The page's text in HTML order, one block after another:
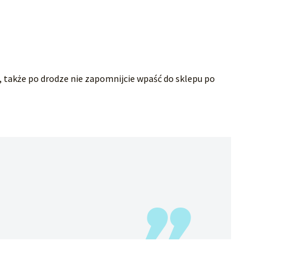
po drodze nie zapomnijcie wpaść do sklepu po